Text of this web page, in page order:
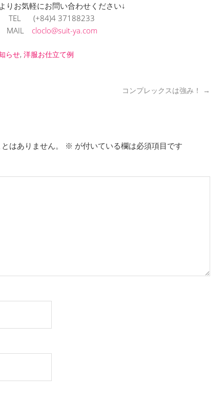
りお気軽にお問い合わせください↓
TEL (+84)4 37188233
MAIL cloclo@suit-ya.com
らせ, 洋服お仕立て例
コンプレックスは強み！ →
はありません。 ※ が付いている欄は必須項目です